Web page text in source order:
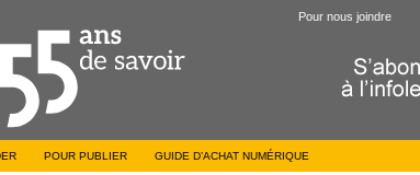
Pour nous joindre
POUR PUBLIER GUIDE D’ACHAT NUMÉRIQUE